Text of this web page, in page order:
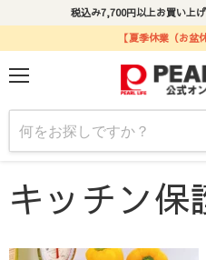
税込み7,700円以上お買い上
【夏季休業（お盆
ー
ホーム キッチン保護グッズ
キッチン保